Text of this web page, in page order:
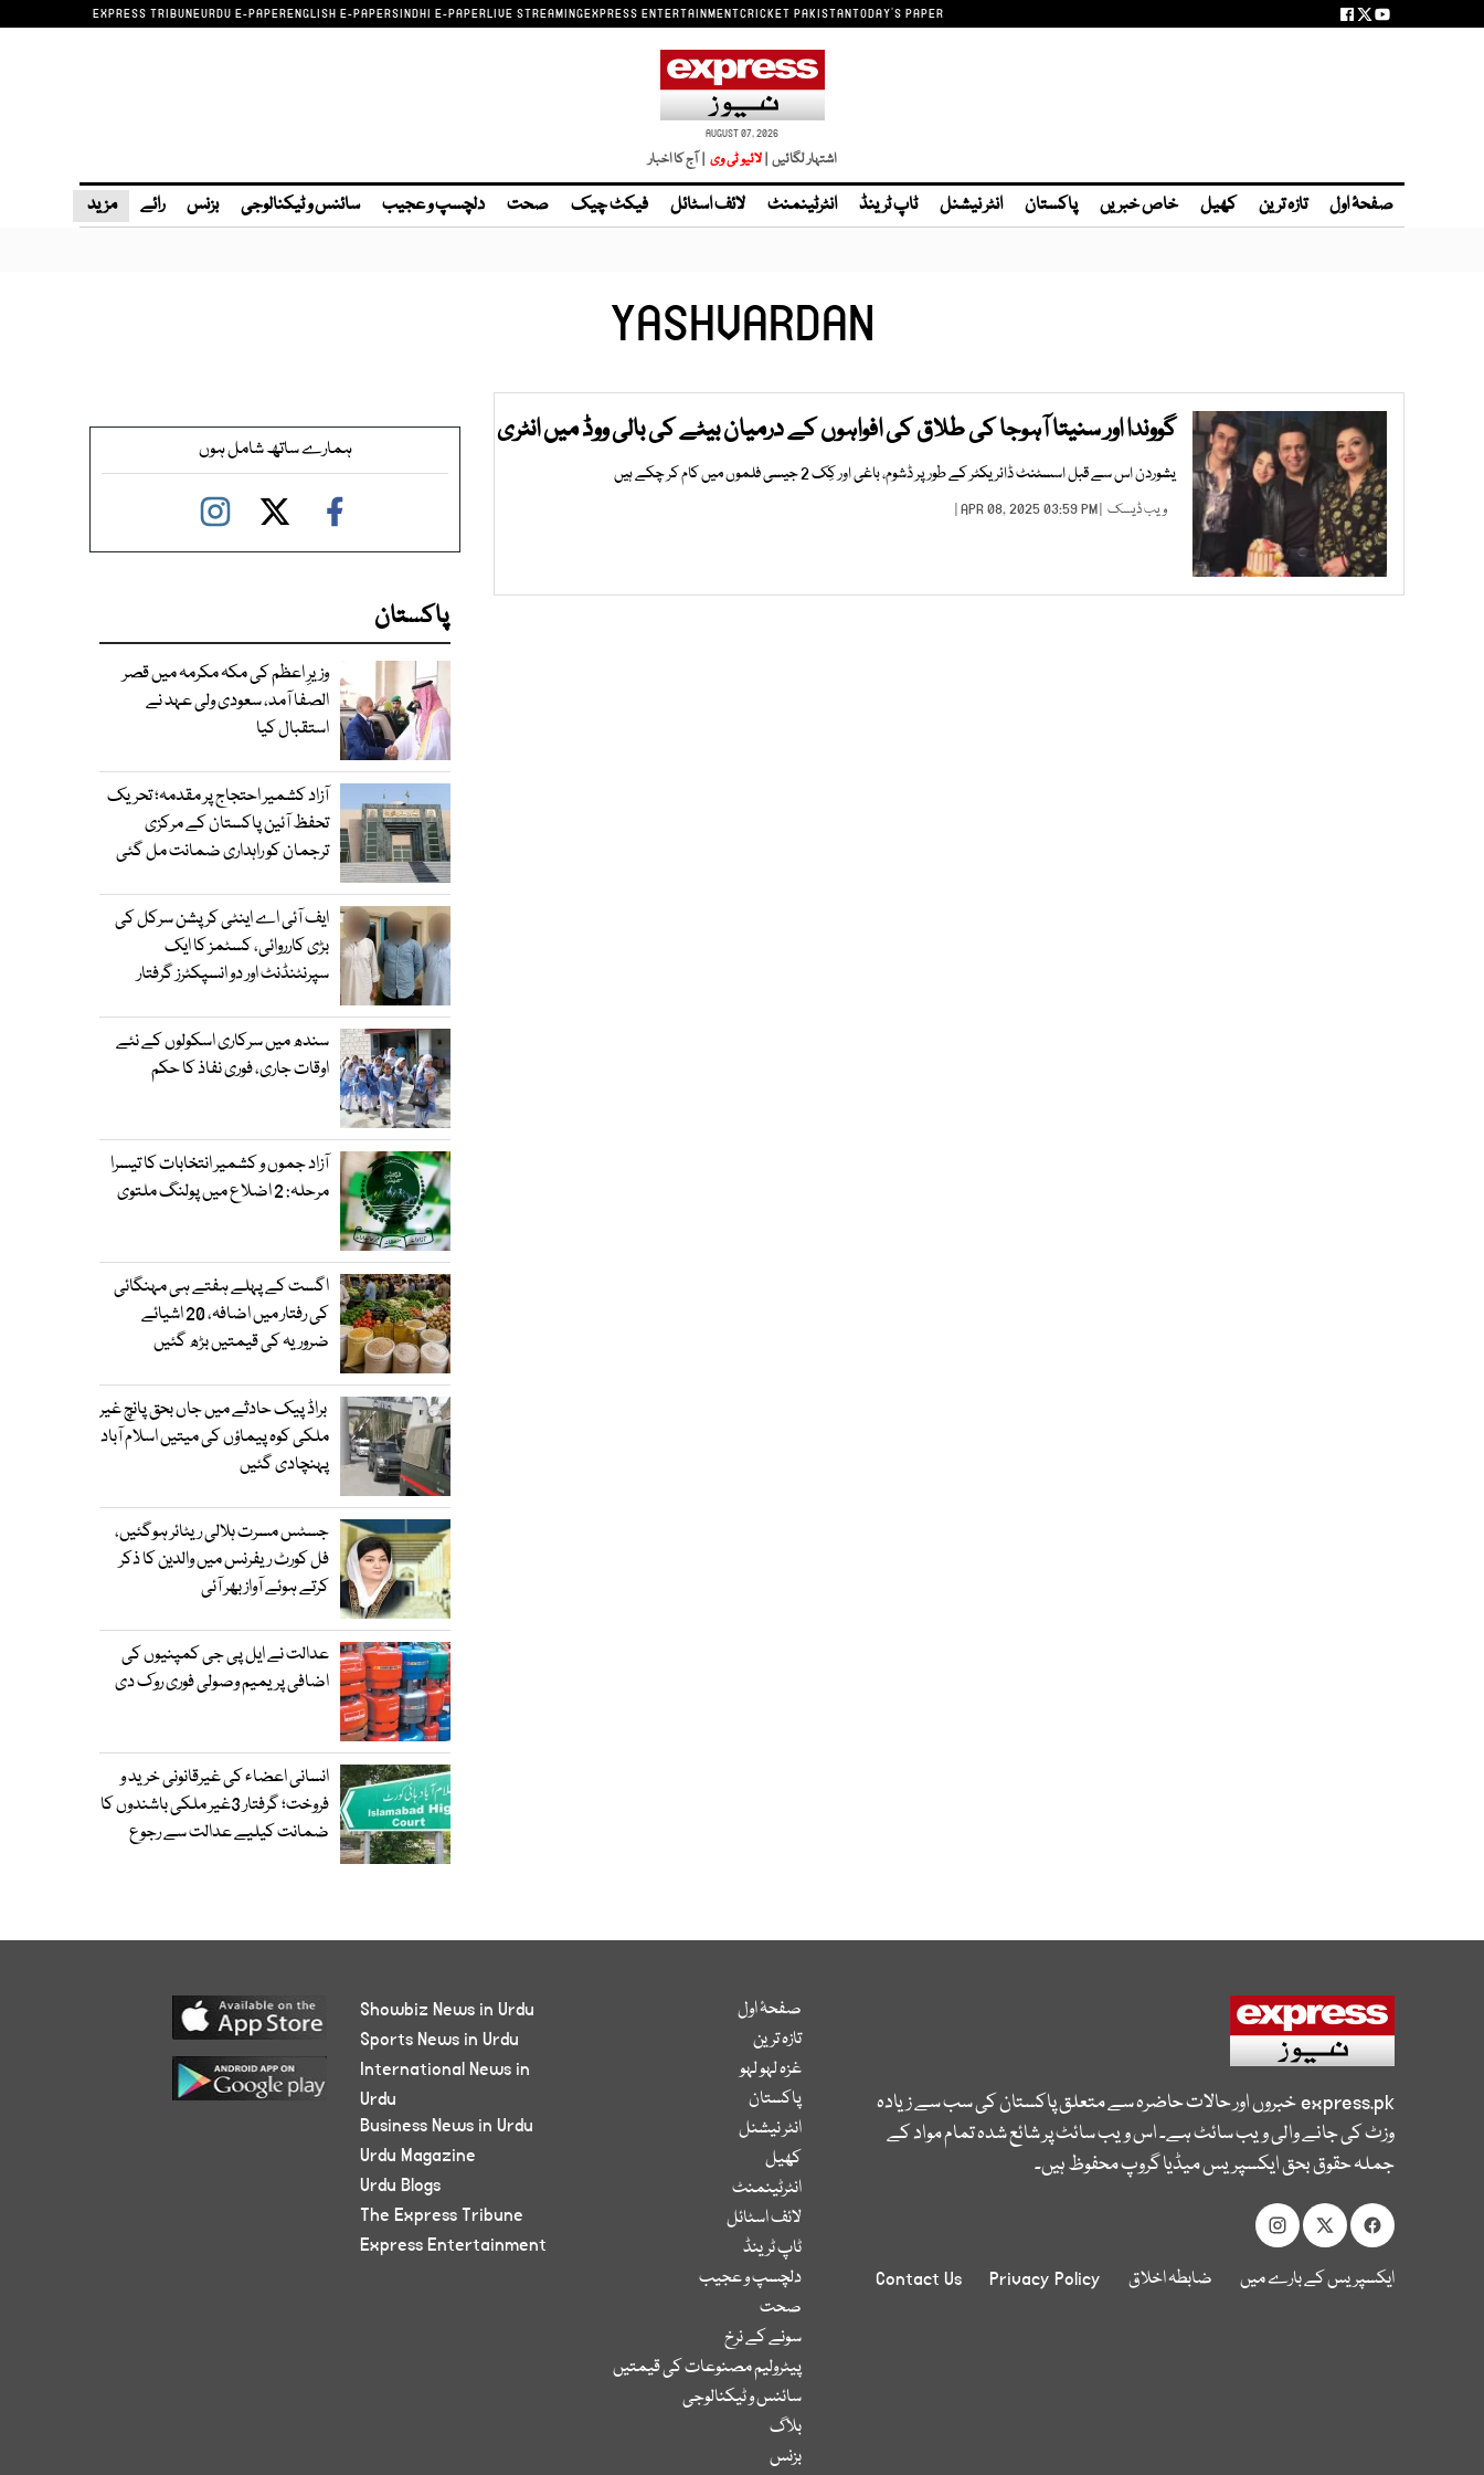
EXPRESS TRIBUNEURDU E-PAPERENGLISH E-PAPERSINDHI E-PAPERLIVE STREAMINGEXPRESS ENTERTAINMENTCRICKET PAKISTANTODAY'S PAPER
AUGUST 07, 2026
اشتہار لگائیں | | آج کا اخبار
صفحۂ اول تازہ ترین کھیل خاص خبریں پاکستان انٹر نیشنل ٹاپ ٹرینڈ انٹرٹینمنٹ لائف اسٹائل فیکٹ چیک صحت دلچسپ و عجیب سائنس و ٹیکنالوجی بزنس رائے مزید
YASHVARDAN
گووندا اور سنیتا آہوجا کی طلاق کی افواہوں کے درمیان بیٹے کی بالی ووڈ میں انٹری
یشوردن اس سے قبل اسسٹنٹ ڈائریکٹر کے طور پر ڈشوم، باغی اور کِک 2 جیسی فلموں میں کام کر چکے ہیں
ویب ڈیسک | APR 08, 2025 03:59 PM |
ہمارے ساتھ شامل ہوں
پاکستان
وزیرِ اعظم کی مکہ مکرمہ میں قصر
الصفا آمد، سعودی ولی عہد نے
استقبال کیا
آزاد کشمیر احتجاج پر مقدمہ؛ تحریک
تحفظ آئین پاکستان کے مرکزی
ترجمان کو راہداری ضمانت مل گئی
ایف آئی اے اینٹی کرپشن سرکل کی
بڑی کارروائی، کسٹمز کا ایک
سپرنٹنڈنٹ اور دو انسپکٹرز گرفتار
سندھ میں سرکاری اسکولوں کے نئے
اوقات جاری، فوری نفاذ کا حکم
آزاد جموں و کشمیر انتخابات کا تیسرا
مرحلہ: 2 اضلاع میں پولنگ ملتوی
اگست کے پہلے ہفتے ہی مہنگائی
کی رفتار میں اضافہ، 20 اشیائے
ضروریہ کی قیمتیں بڑھ گئیں
براڈ پیک حادثے میں جاں بحق پانچ غیر
ملکی کوہ پیماؤں کی میتیں اسلام آباد
پہنچادی گئیں
جسٹس مسرت ہلالی ریٹائر ہوگئیں،
فل کورٹ ریفرنس میں والدین کا ذکر
کرتے ہوئے آواز بھر آئی
عدالت نے ایل پی جی کمپنیوں کی
اضافی پریمیم وصولی فوری روک دی
انسانی اعضاء کی غیرقانونی خرید و
فروخت؛ گرفتار 3غیر ملکی باشندوں کا
ضمانت کیلیے عدالت سے رجوع
express.pkخبروں اور حالات حاضرہ سے متعلق پاکستان کی سب سے زیادہ
وزٹ کی جانے والی ویب سائٹ ہے۔ اس ویب سائٹ پر شائع شدہ تمام مواد کے
جملہ حقوق بحق ایکسپریس میڈیا گروپ محفوظ ہیں۔
ایکسپریس کے بارے میں ضابطہ اخلاق Privacy Policy
Contact Us
صفحۂ اول
تازہ ترین
غزہ لہو لہو
پاکستان
انٹر نیشنل
کھیل
انٹرٹینمنٹ
لائف اسٹائل
ٹاپ ٹرینڈ
دلچسپ و عجیب
صحت
سونے کے نرخ
پیٹرولیم مصنوعات کی قیمتیں
سائنس و ٹیکنالوجی
بلاگ
بزنس
Showbiz News in Urdu
Sports News in Urdu
International News in
Urdu
Business News in Urdu
Urdu Magazine
Urdu Blogs
The Express Tribune
Express Entertainment